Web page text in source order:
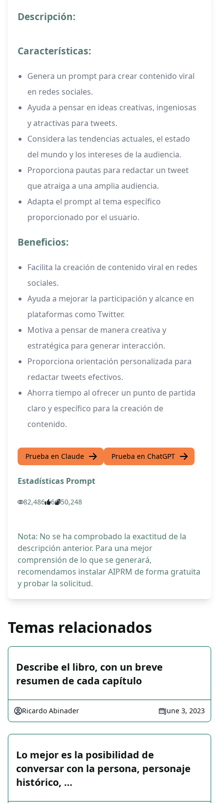
Descripción:
Características:
Genera un prompt para crear contenido viral
en redes sociales.
Ayuda a pensar en ideas creativas, ingeniosas
y atractivas para tweets.
Considera las tendencias actuales, el estado
del mundo y los intereses de la audiencia.
Proporciona pautas para redactar un tweet
que atraiga a una amplia audiencia.
Adapta el prompt al tema específico
proporcionado por el usuario.
Beneficios:
Facilita la creación de contenido viral en redes
sociales.
Ayuda a mejorar la participación y alcance en
plataformas como Twitter.
Motiva a pensar de manera creativa y
estratégica para generar interacción.
Proporciona orientación personalizada para
redactar tweets efectivos.
Ahorra tiempo al ofrecer un punto de partida
claro y específico para la creación de
contenido.
Prueba en Claude Prueba en ChatGPT
Estadísticas Prompt
82,486 6 50,248
Nota: No se ha comprobado la exactitud de la
descripción anterior. Para una mejor
comprensión de lo que se generará,
recomendamos instalar AIPRM de forma gratuita
y probar la solicitud.
Temas relacionados
Describe el libro, con un breve
resumen de cada capítulo
Ricardo Abinader June 3, 2023
Lo mejor es la posibilidad de
conversar con la persona, personaje
histórico, …